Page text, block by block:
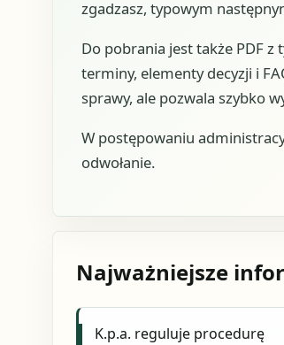
zgadzasz, typowym
Do pobrania jest także PDF
terminy, elementy decyzji i
sprawy, ale pozwala szybko
W postępowaniu
odwołanie.
Najważniejsze
K.p.a. reguluje procedurę